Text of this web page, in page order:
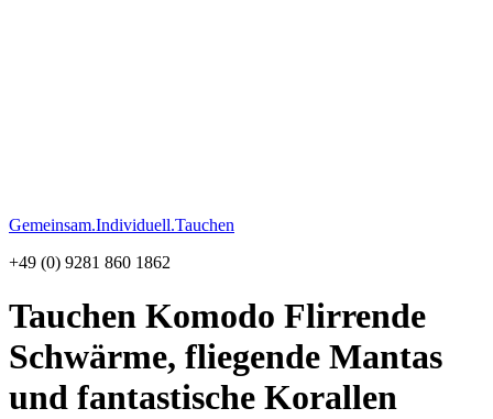
Gemeinsam.Individuell.Tauchen
+49 (0) 9281 860 1862
Tauchen Komodo Flirrende
Schwärme, fliegende Mantas
und fantastische Korallen